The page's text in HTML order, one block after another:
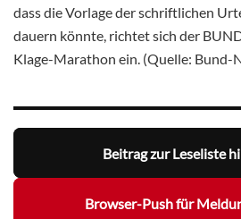
dass die Vorlage der schriftlichen
dauern könnte, richtet sich der
Klage-Marathon ein. (Quelle: Bund-
Beitrag zur Leseliste
Browser-Push für